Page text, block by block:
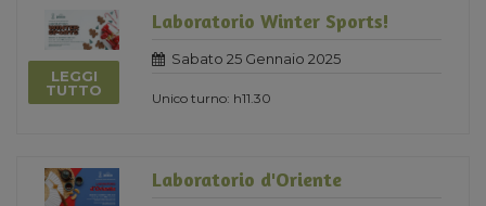
LEGGI
TUTTO
Laboratorio Winter Sports!
Sabato 25 Gennaio 2025
Unico turno: h11.30
Laboratorio d'Oriente